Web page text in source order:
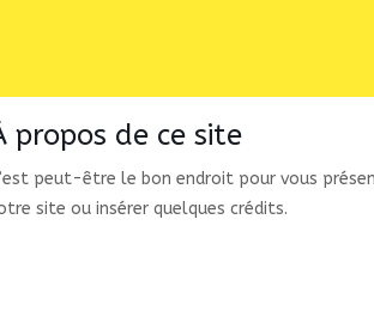
propos de ce site
peut-être le bon endroit pour vous
site ou insérer quelques crédits.